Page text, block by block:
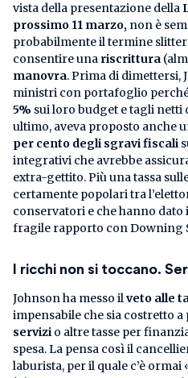
vista della presentazione della
prossimo 11 marzo, non è
probabilmente il termine
consentire una riscrittura
manovra. Prima di dimettersi,
ministri con portafoglio
5% sui loro budget e tagli
ultimo, aveva proposto anche
per cento degli sgravi fiscali
integrativi che avrebbe
extra-gettito. Più una tassa
certamente popolari tra
conservatori e che hanno dato
fragile rapporto con Downing
I ricchi non si toccano.
Johnson ha messo ilveto alle
impensabile che sia costretto
servizi o altre tasse per
spesa. La pensa così il
laburista, per il quale c’è